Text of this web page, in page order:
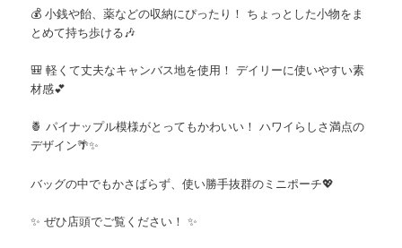
💰小銭や飴、薬などの収納にぴったり！ ちょっとした小物をま
とめて持ち歩ける🎶
🎒軽くて丈夫なキャンバス地を使用！ デイリーに使いやすい素
材感💕
🍍パイナップル模様がとってもかわいい！ ハワイらしさ満点の
デザイン🌴✨
バッグの中でもかさばらず、使い勝手抜群のミニポーチ💖
✨ぜひ店頭でご覧ください！ ✨